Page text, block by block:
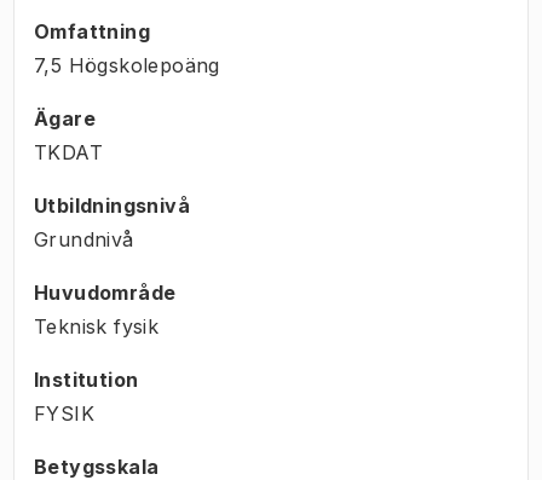
Omfattning
7,5 Högskolepoäng
Ägare
TKDAT
Utbildningsnivå
Grundnivå
Huvudområde
Teknisk fysik
Institution
FYSIK
Betygsskala